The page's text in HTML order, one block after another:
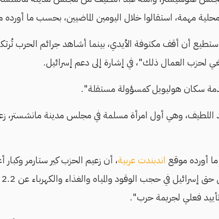
مهمة، استقالوا خلال اليومين الماضيين، بحسب ما
أن أقف مكتوفة الأيدي، بينما أشاهد جرائم الحرب
لحزب العمال ذلك"، في إشارة إلى دعم إسرائيل.
سكان هوليويل كمسؤولة مستقلة".
وهي أول امرأة مسلمة في مجلس مدينة مانشستر،
أورده موقع اندبندت عربية، أن زعيم الحزب كير ستارمر وكبار
فعلي لجريمة حرب".